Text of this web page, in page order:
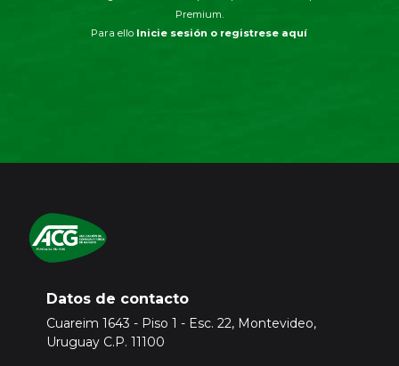
Premium.
Para ello Inicie sesión o registrese aquí
Datos de contacto
Cuareim 1643 - Piso 1 - Esc. 22, Montevideo,
Uruguay C.P. 11100